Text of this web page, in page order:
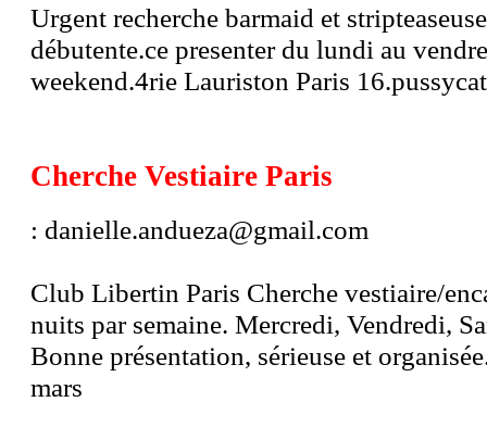
Urgent recherche barmaid et
débutente.ce presenter du lundi au
weekend.4rie Lauriston Paris
Cherche Vestiaire Paris
: danielle.andueza@gmail.com
Club Libertin Paris Cherche vestiaire/
nuits par semaine. Mercredi, Vendredi,
Bonne présentation, sérieuse et
mars